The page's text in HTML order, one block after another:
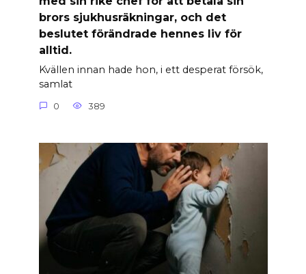
brors sjukhusräkningar, och det
beslutet förändrade hennes liv för
alltid.
Kvällen innan hade hon, i ett desperat försök,
samlat
0 389